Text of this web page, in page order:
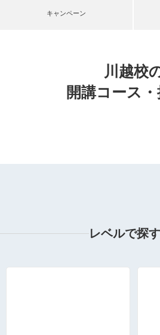
キャンペーン
川越校
開講コース
レベルで探す